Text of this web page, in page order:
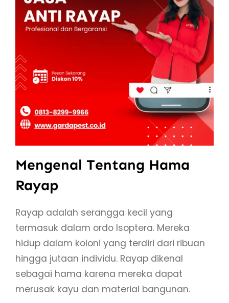
Mengenal Tentang Hama
Rayap
Rayap adalah serangga kecil yang
termasuk dalam ordo Isoptera. Mereka
hidup dalam koloni yang terdiri dari ribuan
hingga jutaan individu. Rayap dikenal
sebagai hama karena mereka dapat
merusak kayu dan material bangunan.